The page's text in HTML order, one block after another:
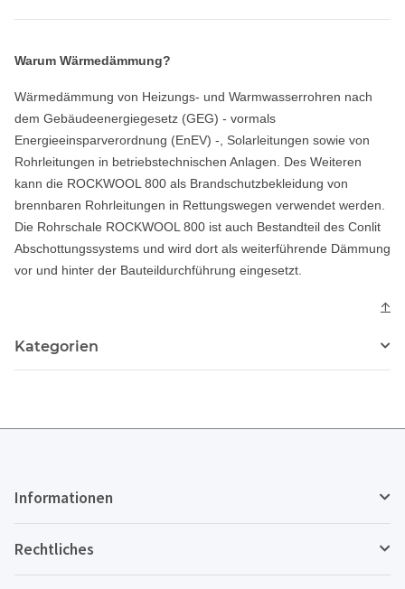
Warum Wärmedämmung?
Wärmedämmung von Heizungs- und Warmwasserrohren nach
dem Gebäudeenergiegesetz (GEG) - vormals
Energieeinsparverordnung (EnEV) -, Solarleitungen sowie von
Rohrleitungen in betriebstechnischen Anlagen. Des Weiteren
kann die ROCKWOOL 800 als Brandschutzbekleidung von
brennbaren Rohrleitungen in Rettungswegen verwendet werden.
Die Rohrschale ROCKWOOL 800 ist auch Bestandteil des Conlit
Abschottungssystems und wird dort als weiterführende Dämmung
vor und hinter der Bauteildurchführung eingesetzt.
↑
Kategorien
Informationen
Rechtliches